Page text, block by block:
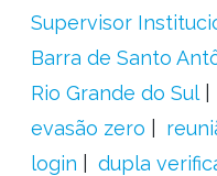
Supervisor
Barra de Santo
Rio Grande do Sul
evasão zero
login
dupla